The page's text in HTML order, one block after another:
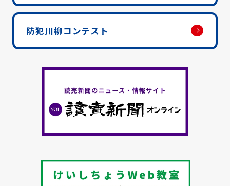
防犯川柳コンテスト